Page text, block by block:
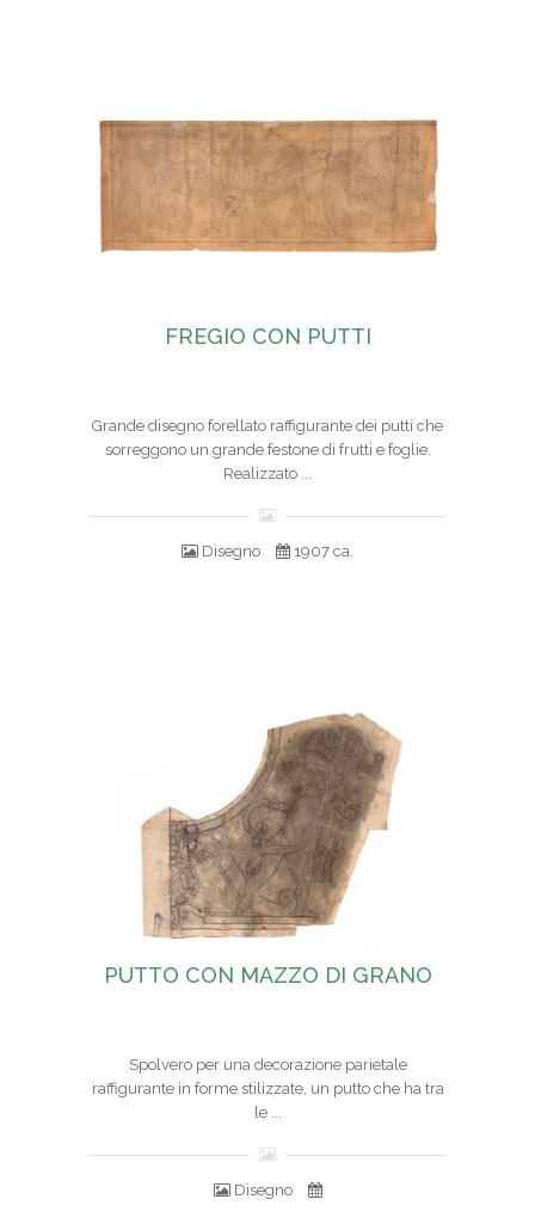
FREGIO CON PUTTI
Grande disegno forellato raffigurante dei putti che
sorreggono un grande festone di frutti e foglie.
Realizzato ...
Disegno 1907 ca.
PUTTO CON MAZZO DI GRANO
Spolvero per una decorazione parietale
raffigurante in forme stilizzate, un putto che ha tra
le ...
Disegno